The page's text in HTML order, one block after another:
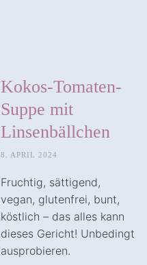
Kokos-Tomaten-
Suppe mit
Linsenbällchen
8. APRIL 2024
Fruchtig, sättigend,
vegan, glutenfrei, bunt,
köstlich – das alles kann
dieses Gericht! Unbedingt
ausprobieren.